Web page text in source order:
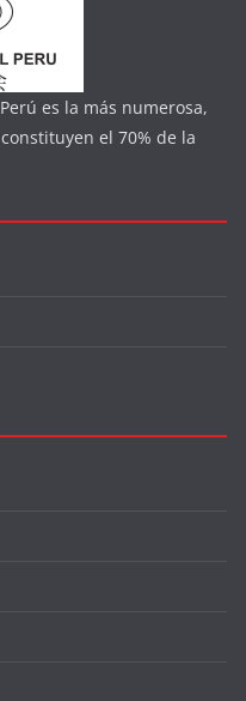
es la más numerosa,
el 70% de la